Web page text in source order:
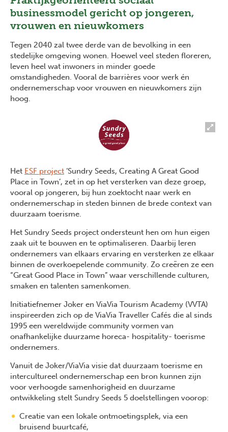
businessmodel gericht op jongeren,
vrouwen en nieuwkomers
Tegen 2040 zal twee derde van de bevolking in een
stedelijke omgeving wonen. Hoewel veel steden floreren,
leven heel wat inwoners in minder goede
omstandigheden. Vooral de barrières voor werk én
ondernemerschap voor vrouwen en nieuwkomers zijn
hoog.
Het ESF project ‘Sundry Seeds, Creating A Great Good
Place in Town’, zet in op het versterken van deze groep,
vooral op jongeren, bij hun zoektocht naar werk en
ondernemerschap in steden binnen de brede context van
duurzaam toerisme.
Het Sundry Seeds project ondersteunt hen om hun eigen
zaak uit te bouwen en te optimaliseren. Daarbij leren
ondernemers van elkaars ervaring en versterken ze elkaar
binnen de overkoepelende community. Zo creëren ze een
“Great Good Place in Town” waar verschillende culturen,
smaken en talenten samenkomen.
Initiatiefnemer Joker en ViaVia Tourism Academy (VVTA)
inspireerden zich op de ViaVia Traveller Cafés die al sinds
1995 een wereldwijde community vormen van
onafhankelijke duurzame horeca- hospitality- toerisme
ondernemers.
Vanuit de Joker/ViaVia visie dat duurzaam toerisme en
intercultureel ondernemerschap een bron kunnen zijn
voor verhoogde samenhorigheid en duurzame
ontwikkeling stelt Sundry Seeds 5 doelstellingen voorop:
Creatie van een lokale ontmoetingsplek, via een
bruisend buurtcafé,